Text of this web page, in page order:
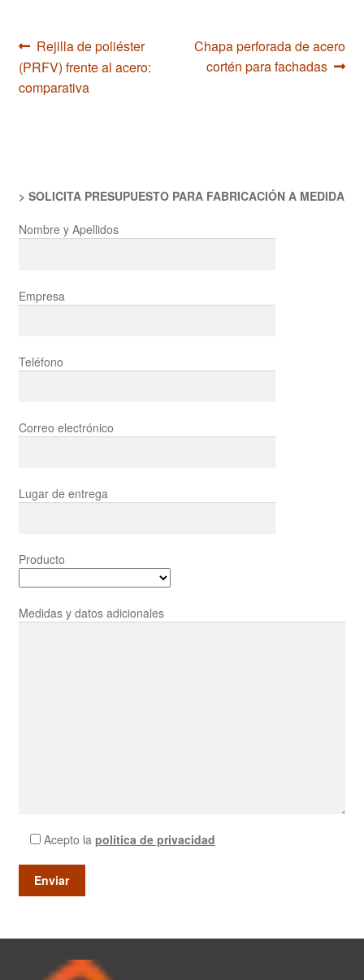
Navegación
de
Anterior:
Rejilla de poliéster
(PRFV) frente al acero:
comparativa
Siguiente:
Chapa perforada de acero
cortén para fachadas
> SOLICITA PRESUPUESTO PARA FABRICACIÓN A MEDIDA
Nombre y Apellidos
Empresa
Teléfono
Correo electrónico
Lugar de entrega
Producto
Medidas y datos adicionales
Acepto la política de privacidad